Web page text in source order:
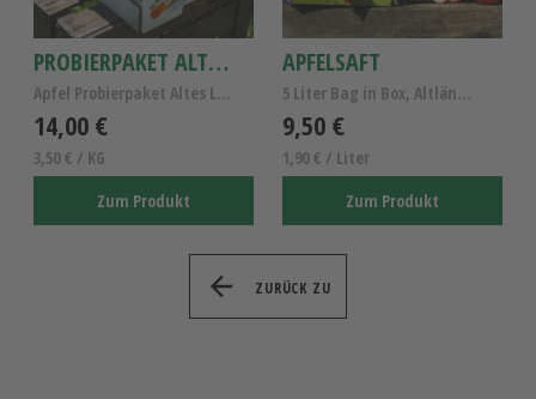
PROBIERPAKET ALTLÄNDER ÄPFEL
Apfel Probierpaket Altes Land - Frische Altländer ...
14,00 €
3,50 € / KG
Zum Produkt
APFELSAFT
5 Liter Bag in Box, Altländer Apfelsaft naturtrüb
9,50 €
1,90 € / Liter
Zum Produkt
ZURÜCK ZU